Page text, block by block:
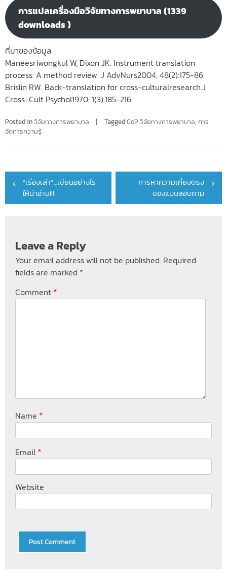
การแปลเครื่องมือวิจัยทางการพยาบาล (1339
downloads )
ที่มาของข้อมูล
Maneesriwongkul W, Dixon JK. Instrument translation
process: A method review. J AdvNurs2004; 48(2):175-86.
Brislin RW. Back-translation for cross-culturalresearch.J
Cross-Cult Psychol1970; 1(3):185-216.
Posted inวิจัยทางการพยาบาล TaggedCoP วิจัยทางการพยาบาล, การ
จัดการความรู้
Post
navigation
“เรื่องเล่า”…เขียนอย่างไร
ให้น่าอ่าน!!!
การหาความเที่ยงตรง
ของแบบสอบถาม
Leave a Reply
Your email address will not be published. Required
fields are marked *
Comment *
Name *
Email *
Website